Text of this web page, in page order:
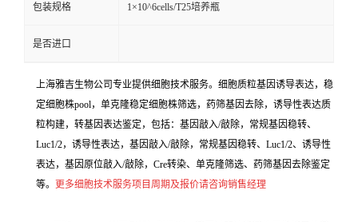
包装规格 1×10^6cells/T25培养瓶
是否进口
上海雅吉生物公司专业提供细胞技术服务。细胞质粒基因诱导表达，稳
定细胞株pool，单克隆稳定细胞株筛选，药筛基因去除，诱导性表达质
粒构建，转基因表达鉴定，包括：基因敲入/敲除，常规基因稳转、
Luc1/2，诱导性表达，基因敲入/敲除，常规基因稳转、Luc1/2、诱导性
表达，基因原位敲入/敲除，Cre转染、单克隆筛选、药筛基因去除鉴定
等。 更多细胞技术服务项目周期及报价请咨询销售经理